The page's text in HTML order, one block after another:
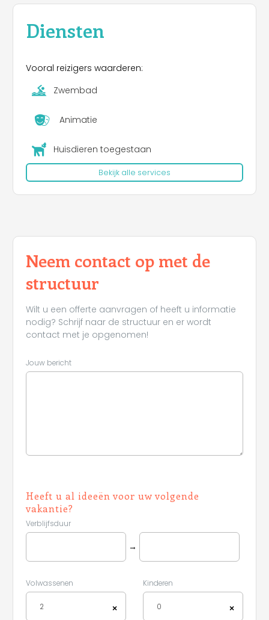
Diensten
Vooral reizigers waarderen:
Zwembad
Animatie
Huisdieren toegestaan
Bekijk alle services
Neem contact op met de
structuur
Wilt u een offerte aanvragen of heeft u informatie
nodig? Schrijf naar de structuur en er wordt
contact met je opgenomen!
Jouw bericht
Heeft u al ideeën voor uw volgende
vakantie?
Verblijfsduur
→
Volwassenen
×
2
Kinderen
×
0